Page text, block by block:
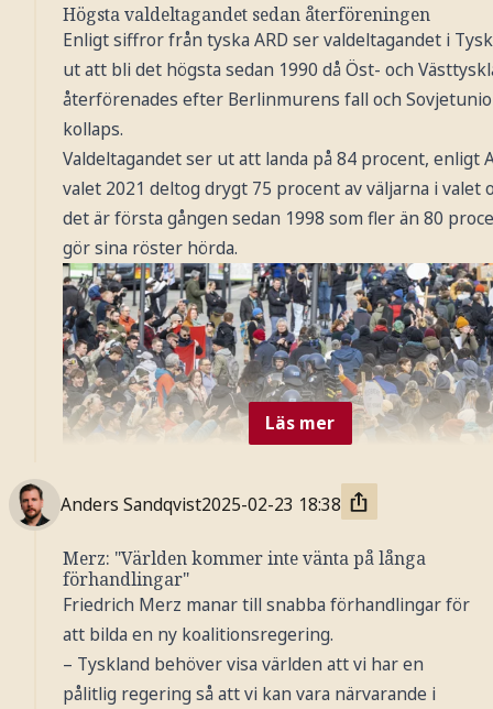
Friedrich Merz, till vänster, väntas få uppdraget att
en ny regering. Foto: AP / TT Nyhetsbyrån
Högsta valdeltagandet sedan återföreningen
Enligt siffror från tyska ARD ser valdeltagandet i
ut att bli det högsta sedan 1990 då Öst- och
återförenades efter Berlinmurens fall och
kollaps.
Valdeltagandet ser ut att landa på 84 procent, enligt
valet 2021 deltog drygt 75 procent av väljarna i valet
det är första gången sedan 1998 som fler än 80
gör sina röster hörda.
Foto: AP / TT Nyhetsbyrån
Läs mer
Anders Sandqvist2025-02-23 18:38
Merz: "Världen kommer inte vänta på långa
förhandlingar"
Friedrich Merz manar till snabba förhandlingar för
att bilda en ny koalitionsregering.
– Tyskland behöver visa världen att vi har en
pålitlig regering så att vi kan vara närvarande i